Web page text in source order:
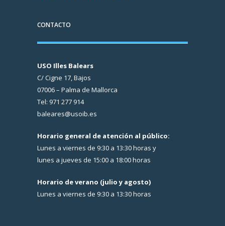
CONTACTO
USO Illes Balears
C/ Cigne 17, Bajos
07006 – Palma de Mallorca
Tel: 971 277 914
baleares@usoib.es
Horario general de atención al público:
Lunes a viernes de 9:30 a 13:30 horas y
lunes a jueves de 15:00 a 18:00 horas
Horario de verano (julio y agosto)
Lunes a viernes de 9:30 a 13:30 horas